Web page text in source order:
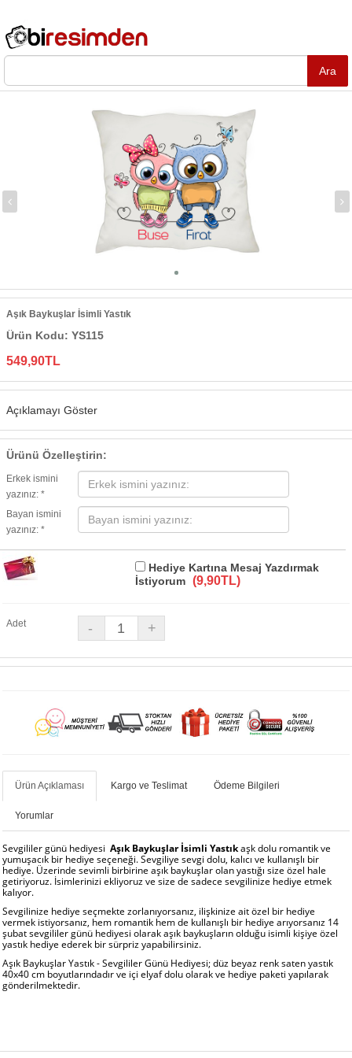
Aşık Baykuşlar İsimli Yastık
Ürün Kodu: YS115
549,90TL
Açıklamayı Göster
Ürünü Özelleştirin:
Erkek ismini
yazınız: *
Bayan ismini
yazınız: *
Hediye Kartına Mesaj Yazdırmak
İstiyorum (9,90TL)
Adet
Ürün Açıklaması Kargo ve Teslimat Ödeme Bilgileri
Yorumlar
Sevgililer günü hediyesi Aşık Baykuşlar İsimli Yastıkaşk dolu romantik ve
yumuşacık bir hediye seçeneği. Sevgiliye sevgi dolu, kalıcı ve kullanışlı bir
hediye. Üzerinde sevimli birbirine aşık baykuşlar olan yastığı size özel hale
getiriyoruz. İsimlerinizi ekliyoruz ve size de sadece sevgilinize hediye etmek
kalıyor.
Sevgilinize hediye seçmekte zorlanıyorsanız, ilişkinize ait özel bir hediye
vermek istiyorsanız, hem romantik hem de kullanışlı bir hediye arıyorsanız 14
şubat sevgililer günü hediyesi olarak aşık baykuşların olduğu isimli kişiye özel
yastık hediye ederek bir sürpriz yapabilirsiniz.
Aşık Baykuşlar Yastık - Sevgililer Günü Hediyesi; düz beyaz renk saten yastık
40x40 cm boyutlarındadır ve içi elyaf dolu olarak ve hediye paketi yapılarak
gönderilmektedir.